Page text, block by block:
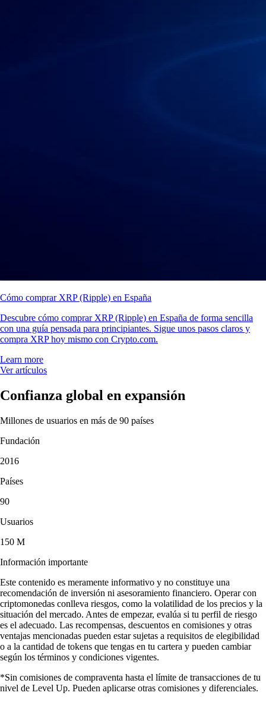
Cómo comprar XRP (Ripple) en España
Descubre cómo comprar XRP (Ripple) en España de forma sencilla
con una guía pensada para principiantes. Sigue unos pasos claros y
compra XRP hoy mismo con Crypto.com.
Learn more
Ver artículos
Confianza global en expansión
Millones de usuarios en más de 90 países
Fundación
2016
Países
90
Usuarios
150 M
Información importante
Este contenido es meramente informativo y no constituye una
recomendación de inversión ni asesoramiento financiero. Operar con
criptomonedas conlleva riesgos, como la volatilidad de los precios y la
situación del mercado. Antes de empezar, evalúa si tu perfil de riesgo
es el adecuado. Las recompensas, descuentos en comisiones y otras
ventajas mencionadas pueden estar sujetas a requisitos de elegibilidad
o a la cantidad de tokens que tengas en tu cartera y pueden cambiar
según los términos y condiciones vigentes.
*Sin comisiones de compraventa hasta el límite de transacciones de tu
nivel de Level Up. Pueden aplicarse otras comisiones y diferenciales.